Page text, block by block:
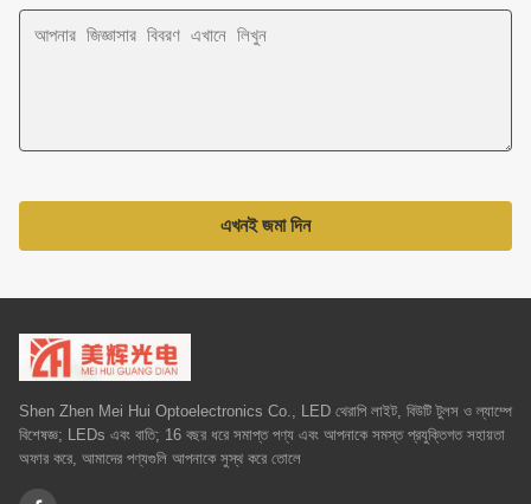
এখনই জমা দিন
Shen Zhen Mei Hui Optoelectronics Co., LED থেরাপি লাইট, বিউটি টুলস ও ল্যাম্পে
বিশেষজ্ঞ; LEDs এবং বাতি; 16 বছর ধরে সমাপ্ত পণ্য এবং আপনাকে সমস্ত প্রযুক্তিগত সহায়তা
অফার করে, আমাদের পণ্যগুলি আপনাকে সুস্থ করে তোলে